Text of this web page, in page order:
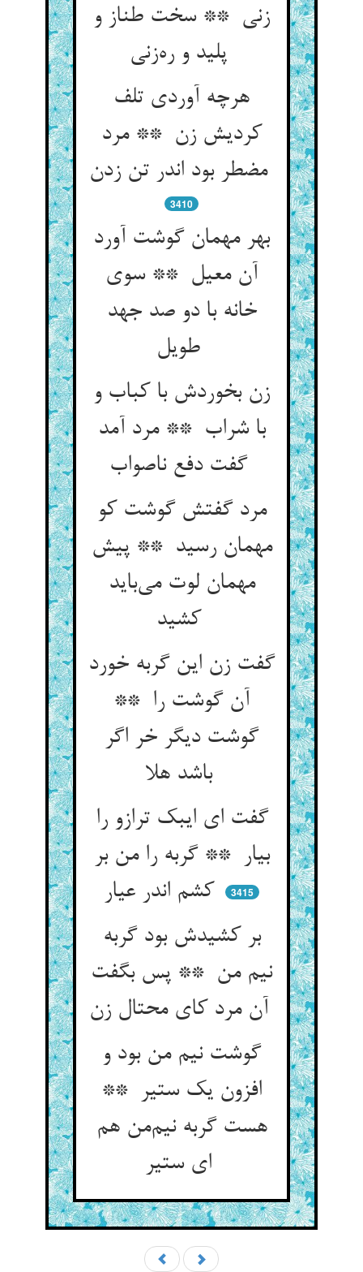
زنی ** سخت طناز و
هرچه آوردی تلف
کردیش زن ** مرد
مضطر بود اندر تن زدن
3410
بهر مهمان گوشت آورد
آن معیل ** سوی
خانه با دو صد جهد
زن بخوردش با کباب و
با شراب ** مرد آمد
گفت دفع ناصواب
مرد گفتش گوشت کو
مهمان رسید ** پیش
مهمان لوت می‌باید
کشید
گفت زن این گربه خورد
آن گوشت را **
گوشت دیگر خر اگر
باشد هلا
گفت ای ایبک ترازو را
بیار ** گربه را من بر
3415
بر کشیدش بود گربه
نیم من ** پس بگفت
گوشت نیم من بود و
افزون یک ستیر **
هست گربه نیم‌من هم